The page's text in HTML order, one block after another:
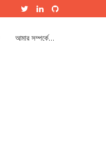
আমার সম্পর্কে…